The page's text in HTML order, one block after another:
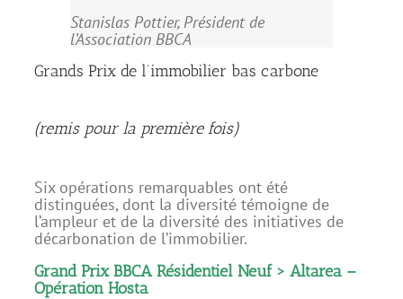
Stanislas Pottier, Président de
l’Association BBCA
Grands Prix de l’immobilier bas carbone
(remis pour la première fois)
Six opérations remarquables ont été
distinguées, dont la diversité témoigne de
l’ampleur et de la diversité des initiatives de
décarbonation de l’immobilier.
Grand Prix BBCA Résidentiel Neuf > Altarea –
Opération Hosta